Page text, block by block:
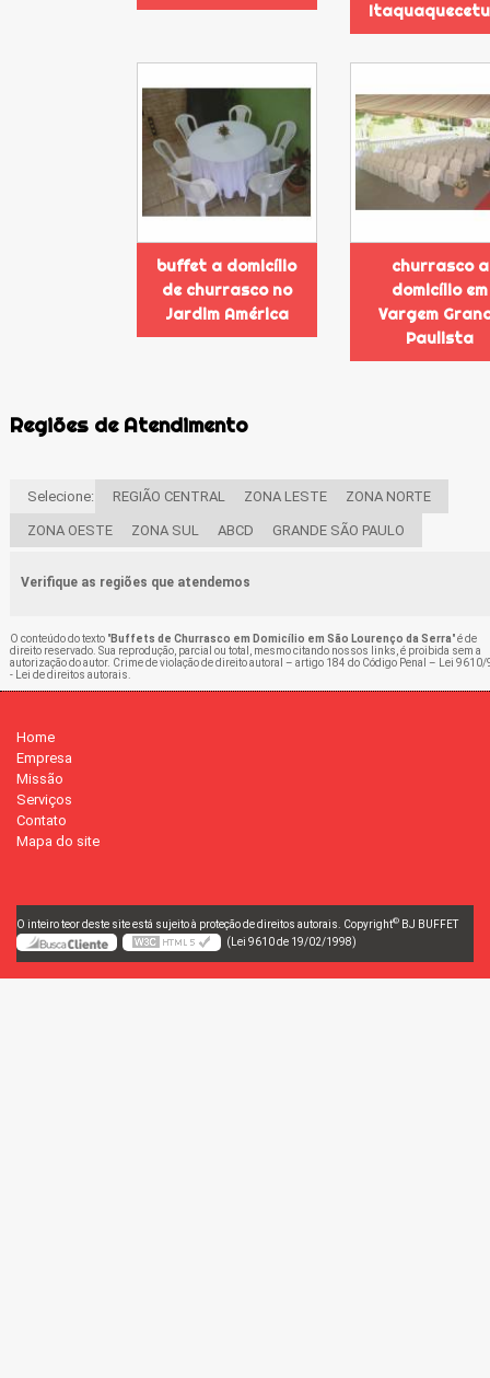
buffet a domicílio
de churrasco no
Jardim América
churrasco a
domicílio em
Vargem
Paulista
Regiões de Atendimento
Selecione: REGIÃO CENTRAL ZONA LESTE ZONA NORTE
ZONA OESTE ZONA SUL ABCD GRANDE SÃO PAULO
Verifique as regiões que atendemos
O conteúdo do texto "Buffets de Churrasco em Domicílio em São Lourenço da Serra" é de
direito reservado. Sua reprodução, parcial ou total, mesmo citando nossos links, é proibida sem a
autorização do autor. Crime de violação de direito autoral – artigo 184 do Código Penal –
Lei 9610/
- Lei de direitos autorais
Home
Empresa
Missão
Serviços
Contato
Mapa do site
O inteiro teor deste site está sujeito à proteção de direitos autorais. Copyright© BJ BUFFET
(Lei 9610 de 19/02/1998)